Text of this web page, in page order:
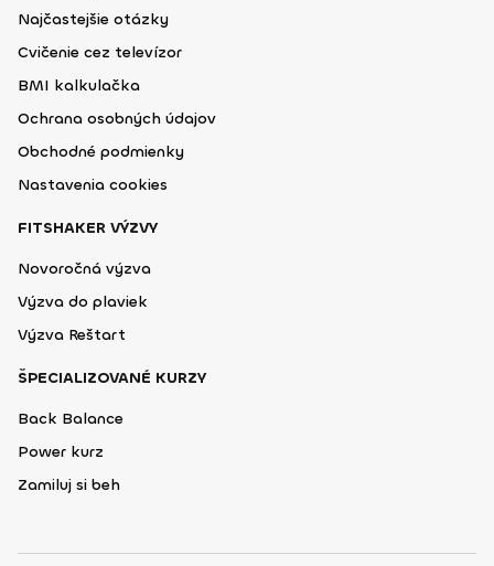
Najčastejšie otázky
Cvičenie cez televízor
BMI kalkulačka
Ochrana osobných údajov
Obchodné podmienky
Nastavenia cookies
FITSHAKER VÝZVY
Novoročná výzva
Výzva do plaviek
Výzva Reštart
ŠPECIALIZOVANÉ KURZY
Back Balance
Power kurz
Zamiluj si beh